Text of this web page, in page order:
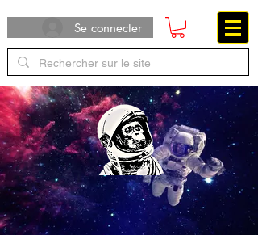
Se connecter